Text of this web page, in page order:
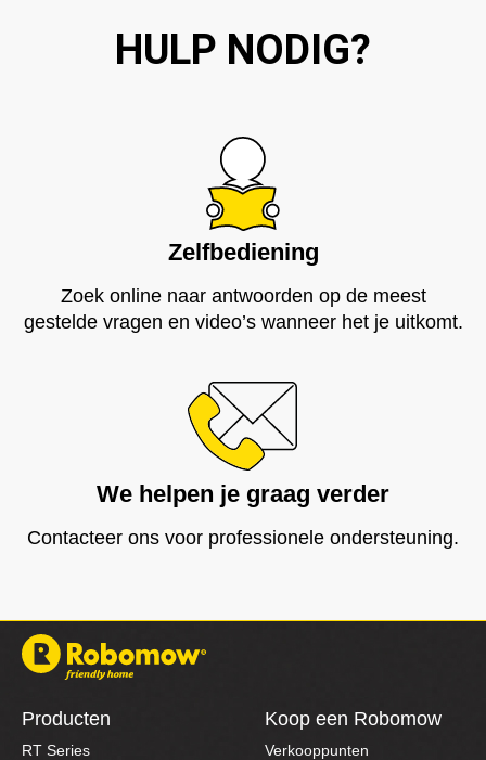
HULP NODIG?
Zelfbediening
Zoek online naar antwoorden op de meest
gestelde vragen en video’s wanneer het je uitkomt.
We helpen je graag verder
Contacteer ons voor professionele ondersteuning.
Producten
RT Series
Koop een Robomow
Verkooppunten